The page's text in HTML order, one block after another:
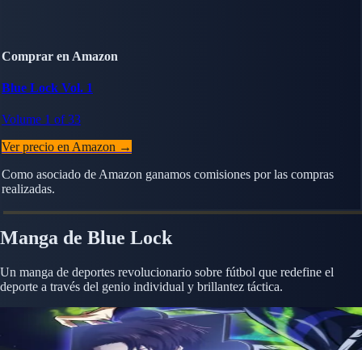
Comprar en Amazon
Blue Lock Vol. 1
Volume 1 of 33
Ver precio en Amazon →
Como asociado de Amazon ganamos comisiones por las compras
realizadas.
Manga de Blue Lock
Un manga de deportes revolucionario sobre fútbol que redefine el
deporte a través del genio individual y brillantez táctica.